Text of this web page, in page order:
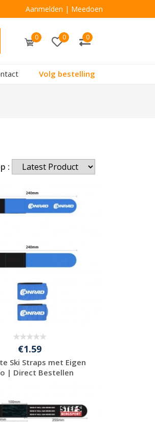
Aanmelden | Meedoen
0 0 0
Volg bestelling
:
€1.59
Ski Straps met Eigen
| Direct Bestellen
aanvragen